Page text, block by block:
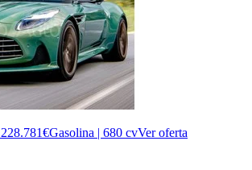
228.781€Gasolina | 680 cvVer oferta